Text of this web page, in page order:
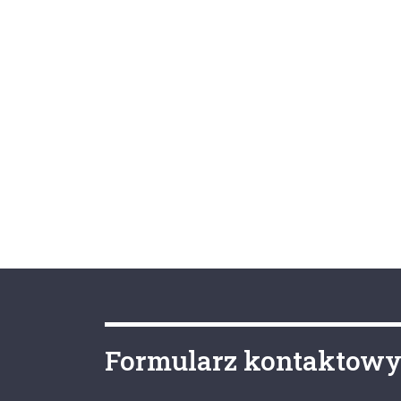
Formularz kontaktowy